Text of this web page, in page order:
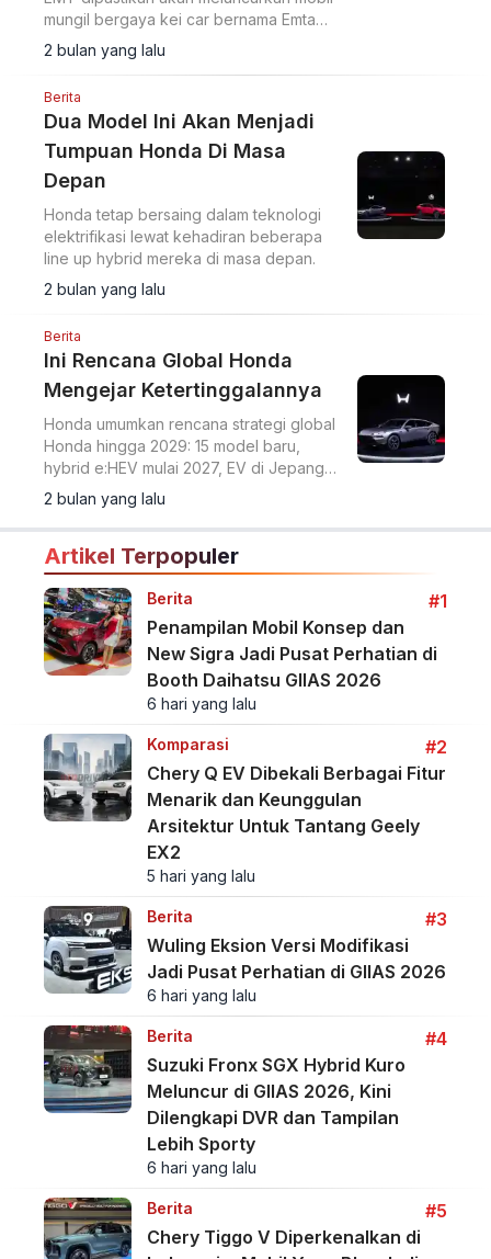
mungil bergaya kei car bernama Emta
pada tahun 2027 mendatang.
2 bulan yang lalu
Berita
Dua Model Ini Akan Menjadi
Tumpuan Honda Di Masa
Depan
Honda tetap bersaing dalam teknologi
elektrifikasi lewat kehadiran beberapa
line up hybrid mereka di masa depan.
2 bulan yang lalu
Berita
Ini Rencana Global Honda
Mengejar Ketertinggalannya
Honda umumkan rencana strategi global
Honda hingga 2029: 15 model baru,
hybrid e:HEV mulai 2027, EV di Jepang-
India-Cina, dan ADAS canggih guna
saingi Tiongkok.
2 bulan yang lalu
Artikel Terpopuler
Berita
#1
Penampilan Mobil Konsep dan
New Sigra Jadi Pusat Perhatian di
Booth Daihatsu GIIAS 2026
6 hari yang lalu
Komparasi
#2
Chery Q EV Dibekali Berbagai Fitur
Menarik dan Keunggulan
Arsitektur Untuk Tantang Geely
EX2
5 hari yang lalu
Berita
#3
Wuling Eksion Versi Modifikasi
Jadi Pusat Perhatian di GIIAS 2026
6 hari yang lalu
Berita
#4
Suzuki Fronx SGX Hybrid Kuro
Meluncur di GIIAS 2026, Kini
Dilengkapi DVR dan Tampilan
Lebih Sporty
6 hari yang lalu
Berita
#5
Chery Tiggo V Diperkenalkan di